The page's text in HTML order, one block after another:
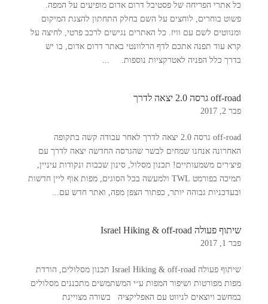
כל אתרי הפריחה של פסטיבל דרום אדום מופיעים על המפה.
פשוט בוחרים, לוחצים על השם בחלק התחתון להצגת המיקום
ומנווטים לשם עם וויז. כל האתרים נגישים לרכב פרטי, לחיצה על
קרא עוד תפנה אתכם לדף הרלוונטי באתר דרום אדום, בו יש
בדרך כלל הפניה לאטרקציות נוספות. ...
off-road גרסה 2.0 יצאה לדרך
פבר 2, 2017
off-road גרסה 2.0 יצאה לדרך לאחר עבודה קשה בתקופה
האחרונה אנחנו שמחים לבשר שהגרסה החדשה יצאה לדרך עם
פיצ׳רים משמעותיים! תכנון מסלול, סינון שכבות ונקודות עיניין,
תמיכה בפורמט TWL ולמעשה בכל הסוגים, מפות אוף ליין חדשות
ובעדכניות גבוהה יותר, כפתור הצפן מפה, ואתר חדש עם...
שיתוף פעולה Israel Hiking & off-road
פבר 1, 2017
שיתוף פעולה Israel Hiking & off-road תכנון מסלולים, הורדת
מפות מפורטות ושיפור המפות ע״י המשתמשים מתכננים מסלולים
במחשב ויוצאים לניווט עם האפליקציה בשורה מצויינת